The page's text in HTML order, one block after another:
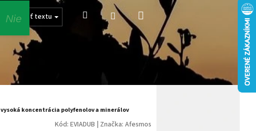
Veľkosť textu Hľadať PrihlásenieNákupný
košík
vysoká koncentrácia polyfenolov a minerálov
Kód: EVIADUB | Značka: Afesmos
Nie